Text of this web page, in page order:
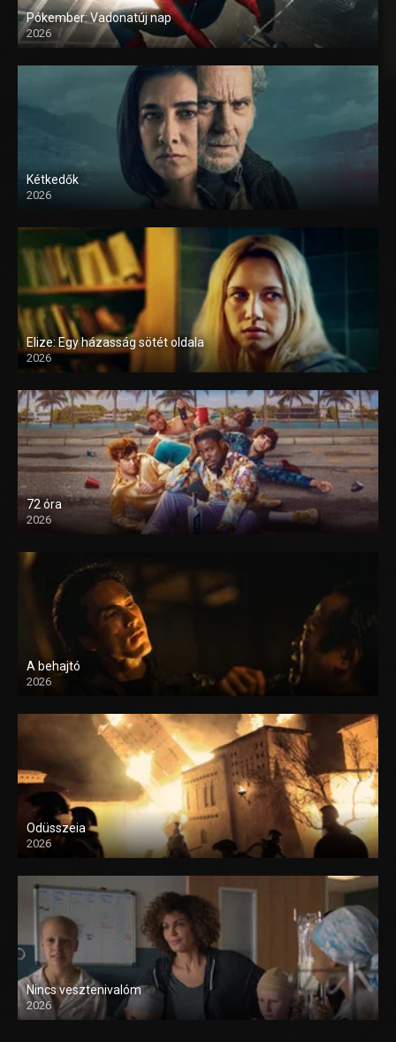
Pókember: Vadonatúj nap
2026
Kétkedők
2026
Elize: Egy házasság sötét oldala
2026
72 óra
2026
A behajtó
2026
Odüsszeia
2026
Nincs vesztenivalóm
2026